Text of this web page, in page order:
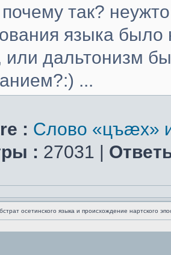
так?
языка было
или дальтонизм
...
: Слово «цъæх»
: 27031 |
осетинского языка и происхождение нартского